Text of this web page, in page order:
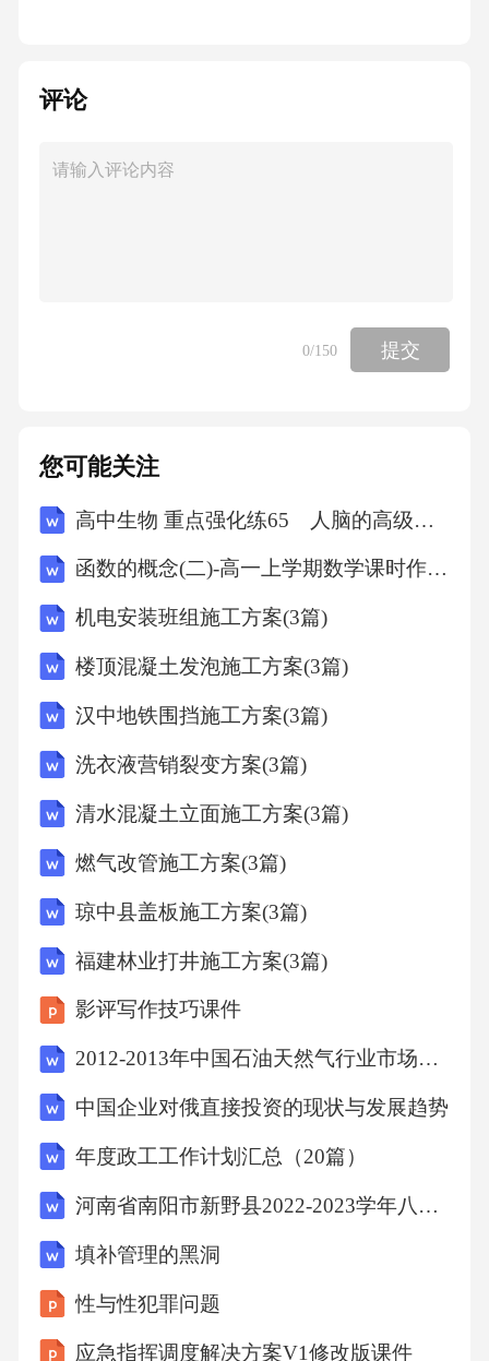
accede,v.同意
accept,vt.接受，领受；认可，同意vi.同意，认
acceptable,a.可接受的，合意的
认可
access,"vt.存取(计算机文件);n.通道;入口;接近,进
入;(to)接近(或进入、享用)的机会"
accessible,adj.可接近的
accessory,n.同谋者;附件
accident,n.意外遭遇，事故；意外(因素)
accidental,a.偶然的；意外的；无意中的
accommodate,vt.提供住宿;使适应;容纳
accommodation,n.住宿，留宿；膳宿供应
accompaniment,n.伴侣，伴奏
accompany,vt.陪伴;伴奏
评论
0/150 提交
您可能关注
高中生物 重点强化练65 人脑的高级功能
函数的概念(二)-高一上学期数学课时作业人教版A版（含解析）
机电安装班组施工方案(3篇)
楼顶混凝土发泡施工方案(3篇)
汉中地铁围挡施工方案(3篇)
洗衣液营销裂变方案(3篇)
清水混凝土立面施工方案(3篇)
燃气改管施工方案(3篇)
琼中县盖板施工方案(3篇)
福建林业打井施工方案(3篇)
影评写作技巧课件
2012-2013年中国石油天然气行业市场研究与咨询预测报告
中国企业对俄直接投资的现状与发展趋势
年度政工工作计划汇总（20篇）
河南省南阳市新野县2022-2023学年八年级下学期期末数学试题（含答案）
填补管理的黑洞
性与性犯罪问题
应急指挥调度解决方案V1修改版课件